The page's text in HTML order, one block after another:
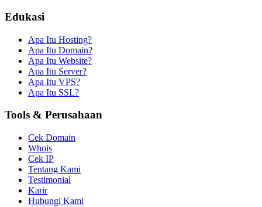
Edukasi
Apa Itu Hosting?
Apa Itu Domain?
Apa Itu Website?
Apa Itu Server?
Apa Itu VPS?
Apa Itu SSL?
Tools & Perusahaan
Cek Domain
Whois
Cek IP
Tentang Kami
Testimonial
Karir
Hubungi Kami